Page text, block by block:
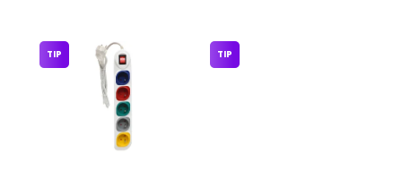
TIP TIP